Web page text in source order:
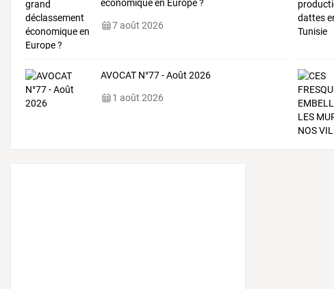
économique en Europe ?
7 août 2026
AVOCAT N°77 - Août 2026
1 août 2026